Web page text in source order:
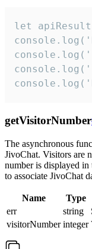
let
getVisitorNumber
The asynchronous
JivoChat. Visitors are
number is displayed in
to associate JivoChat
Name Type
err
string
visitorNumber integer